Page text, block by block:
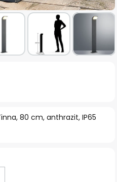
80 cm, anthrazit, IP65